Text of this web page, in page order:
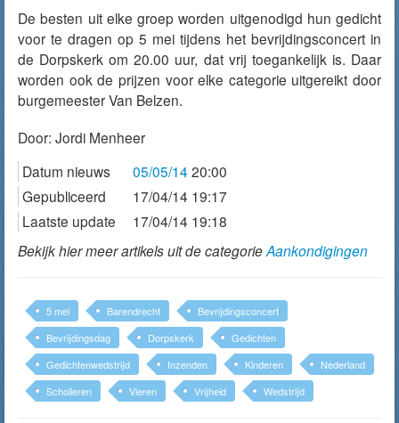
De besten uit elke groep worden uitgenodigd hun gedicht
voor te dragen op 5 mei tijdens het bevrijdingsconcert in
de Dorpskerk om 20.00 uur, dat vrij toegankelijk is. Daar
worden ook de prijzen voor elke categorie uitgereikt door
burgemeester Van Belzen.
Door: Jordi Menheer
Datum nieuws
05/05/14 20:00
Gepubliceerd
17/04/14 19:17
Laatste update
17/04/14 19:18
Bekijk hier meer artikels uit de categorieAankondigingen
5 mei Barendrecht
Bevrijdingsconcert
Bevrijdingsdag
Dorpskerk
Gedichten
Gedichtenwedstrijd
Inzenden Kinderen
Nederland
Scholieren
Vieren Vrijheid Wedstrijd